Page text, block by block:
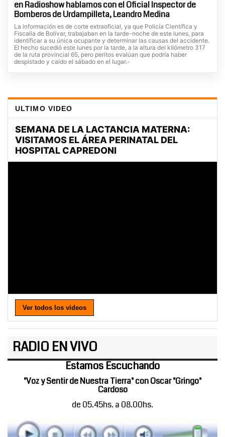
en Radioshow hablamos con el Oficial Inspector de
Bomberos de Urdampilleta, Leandro Medina
La información es de corte extraoficial, ya que Policía Científica y
Fiscalía de Bolívar, trabajaban en la tarde-noche de este lunes, para
identificar a su única ocupante y determinar las causas del accidente.
El hecho sucedió este lunes por la tarde, a la altura del kilómetro 317
de la ruta provincial 65, pero peritos evalúan que podría haber
despistado y caído el sábado en el lugar.-
ULTIMO VIDEO
Ver todos los videos
RADIO EN VIVO
Estamos Escuchando
"Voz y Sentir de Nuestra Tierra" con Oscar "Gringo"
Cardoso
de 05.45hs. a 08.00hs.